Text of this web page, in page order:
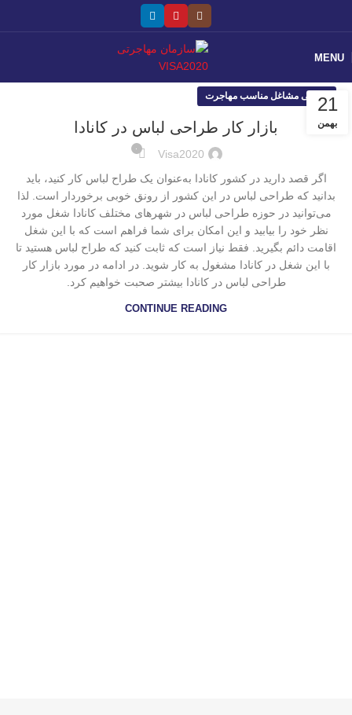
MENU
21
بهمن
معرفی مشاغل مناسب مهاجرت
بازار کار طراحی لباس در کانادا
Visa2020 ۰
اگر قصد دارید در کشور کانادا به‌عنوان یک طراح لباس کار کنید، باید
بدانید که طراحی لباس در این کشور از رونق خوبی برخوردار است. لذا
می‌توانید در حوزه طراحی لباس در شهرهای مختلف کانادا شغل مورد
نظر خود را بیابید و این امکان برای شما فراهم است که با این شغل
اقامت دائم بگیرید. فقط نیاز است که ثابت کنید که طراح لباس هستید تا
با این شغل در کانادا مشغول به کار شوید. در ادامه در مورد بازار کار
طراحی لباس در کانادا بیشتر صحبت خواهیم کرد.
CONTINUE READING